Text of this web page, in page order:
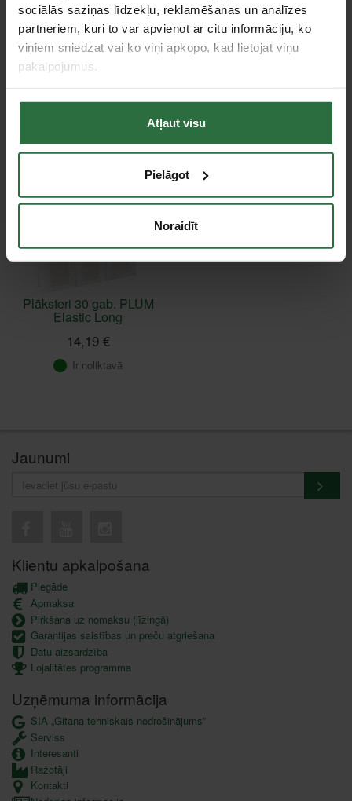
sociālās saziņas līdzekļu, reklamēšanas un analīzes
partneriem, kuri to var apvienot ar citu informāciju, ko
viņiem sniedzat vai ko viņi apkopo, kad lietojat viņu
pakalpojumus.
Atļaut visu
Pielāgot
Noraidīt
Tie, kas apskatīja šo preci, tāpat interesējās par...
Failed to load product list.
Plāksteri 30 gab. PLUM
Elastic Long
14,19 €
Ir noliktavā
Jaunumi
Klientu apkalpošana
Piegāde
Apmaksa
Pirkšana uz nomaksu (līzingā)
Garantijas saistības un preču atgriešana
Datu aizsardzība
Lojalitātes programma
Uzņēmuma informācija
SIA „Gitana tehniskais nodrošinājums”
Serviss
Interesanti
Ražotāji
Kontakti